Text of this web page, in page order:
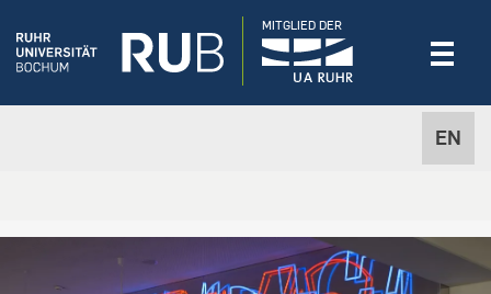
EN
MITGLIED DER